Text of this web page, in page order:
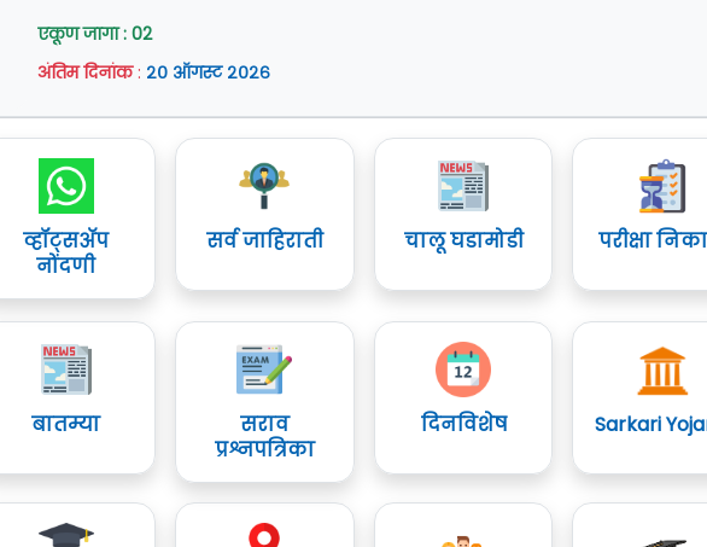
एकूण जागा : 02
अंतिम दिनांक: २० ऑगस्ट २०२६
व्हॉट्सॲप
नोंदणी
सर्व जाहिराती चालू घडामोडी परीक्षा
बातम्या
सराव
प्रश्नपत्रिका
दिनविशेष Sarkari